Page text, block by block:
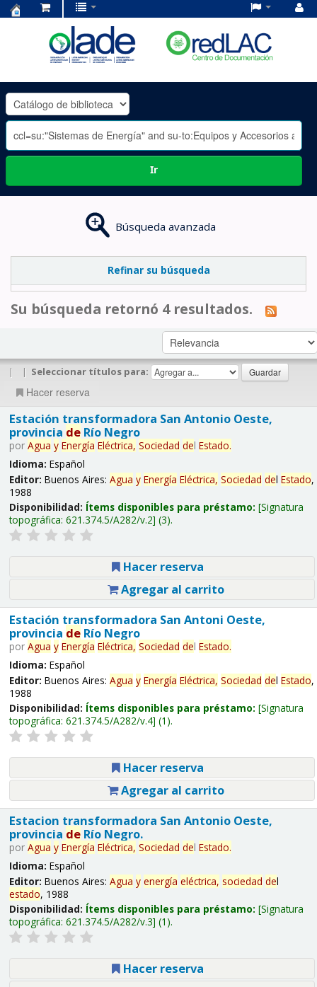
OLADE
-
Ir
Búsqueda avanzada
Refinar su búsqueda
Su búsqueda retornó 4 resultados.
| | Seleccionar títulos para:
Hacer reserva
Estación transformadora San Antonio Oeste,
provincia deRío Negro
por Agua y Energía Eléctrica, Sociedad del Estado.
Idioma: Español
Editor: Buenos Aires: Agua y Energía Eléctrica, Sociedad del Estado,
1988
Disponibilidad: Ítems disponibles para préstamo: Signatura
topográfica: 621.374.5/A282/v.2 (3).
Hacer reserva
Agregar al carrito
Estación transformadora San Antoni Oeste,
provincia deRío Negro
por Agua y Energía Eléctrica, Sociedad del Estado.
Idioma: Español
Editor: Buenos Aires: Agua y Energía Eléctrica, Sociedad del Estado,
1988
Disponibilidad: Ítems disponibles para préstamo: Signatura
topográfica: 621.374.5/A282/v.4 (1).
Hacer reserva
Agregar al carrito
Estacion transformadora San Antonio Oeste,
provincia deRío Negro.
por Agua y Energía Eléctrica, Sociedad del Estado.
Idioma: Español
Editor: Buenos Aires: Agua y energía eléctrica, sociedad del
estado, 1988
Disponibilidad: Ítems disponibles para préstamo: Signatura
topográfica: 621.374.5/A282/v.3 (1).
Hacer reserva